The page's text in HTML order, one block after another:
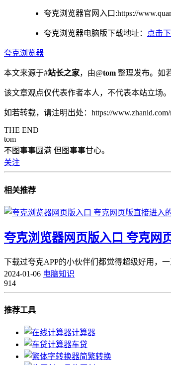
夸克浏览器官网入口:https://
夸克浏览器电脑版下载地址： 点击
夸克浏览器
本文来源于#站长之家，由@tom 整理发布。如
该文章观点仅代表作者本人，不代表本站立场
如若转载，请注明出处：https://www.zhanid.com/
THE END
tom
不图事事圆满 但图事事甘心。
关注
相关推荐
夸克浏览器网页版入口 夸克网
下载过夸克APP的小伙伴们都觉得超级好用，
2024-01-06 电脑知识
914
推荐工具
计算器
车贷
简繁转换